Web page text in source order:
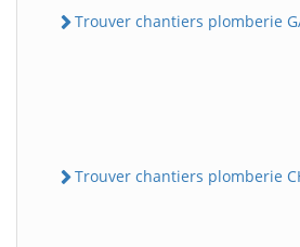
Trouver chantiers plomberie
Trouver chantiers plomberie